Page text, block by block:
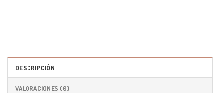
DESCRIPCIÓN
VALORACIONES (0)